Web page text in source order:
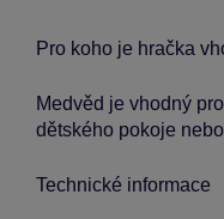
Pro koho je hračka
Medvěd je vhodný
dětského pokoje
Technické informace